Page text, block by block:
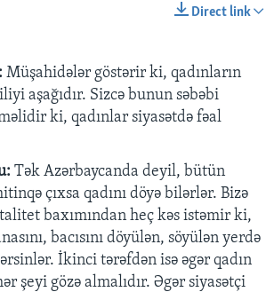
Direct link
Müşahidələr göstərir ki, qadınların
aşağıdır. Sizcə bunun səbəbi
ki, qadınlar siyasətdə fəal
Tək Azərbaycanda deyil, bütün
çıxsa qadını döyə bilərlər. Bizə
baxımından heç kəs istəmir ki,
bacısını döyülən, söyülən yerdə
İkinci tərəfdən isə əgər qadın
şeyi gözə almalıdır. Əgər siyasətçi